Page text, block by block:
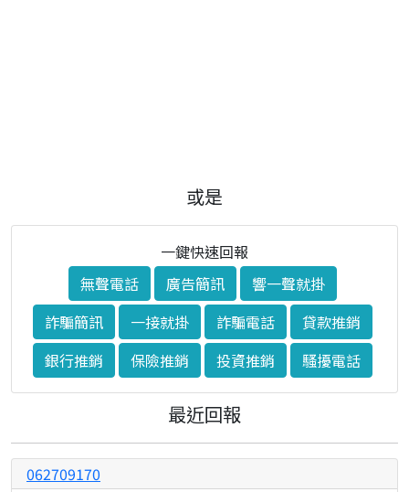
或是
一鍵快速回報
無聲電話
廣告簡訊
響一聲就掛
詐騙簡訊
一接就掛 詐騙電話
貸款推銷
銀行推銷
保險推銷 投資推銷 騷擾電話
最近回報
062709170